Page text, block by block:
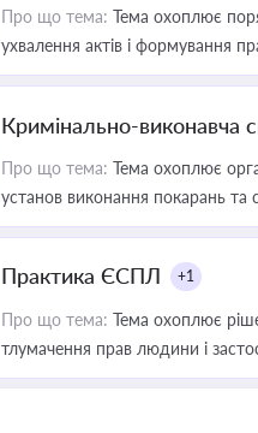
Про що тема: Тема охоплює
ухвалення актів і формування
Кримінально-виконавча
Про що тема: Тема охоплює
установ виконання покарань та
Практика ЄСПЛ +1
Про що тема: Тема охоплює
тлумачення прав людини і